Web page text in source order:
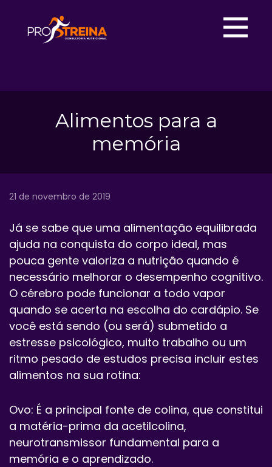
Alimentos para a
memória
21 de novembro de 2019
Já se sabe que uma alimentação equilibrada
ajuda na conquista do corpo ideal, mas
pouca gente valoriza a nutrição quando é
necessário melhorar o desempenho cognitivo.
O cérebro pode funcionar a todo vapor
quando se acerta na escolha do cardápio. Se
você está sendo (ou será) submetido a
estresse psicológico, muito trabalho ou um
ritmo pesado de estudos precisa incluir estes
alimentos na sua rotina:
Ovo: É a principal fonte de colina, que constitui
a matéria-prima da acetilcolina,
neurotransmissor fundamental para a
memória e o aprendizado.